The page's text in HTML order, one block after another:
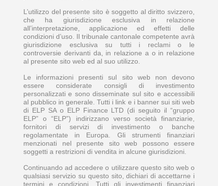
L’utilizzo del presente sito è soggetto al diritto svizzero,
che ha giurisdizione esclusiva in relazione
all’interpretazione, applicazione ed effetti delle
condizioni d’uso. Il tribunale cantonale competente avrà
giurisdizione esclusiva su tutti i reclami o le
controversie derivanti da, in relazione a o in relazione
al presente sito web ed al suo utilizzo.
Le informazioni presenti sul sito web non devono
essere considerate consigli di investimento
personalizzati e sono disseminate sul sito e accessibili
al pubblico in generale. Tutti i link e i banner sui siti web
di ELP SA o ELP Finance LTD (di seguito il “gruppo
ELP” o “ELP”) indirizzano verso società finanziarie,
fornitori di servizi di investimento o banche
regolamentate in Europa. Gli strumenti finanziari
menzionati nel presente sito web possono essere
soggetti a restrizioni di vendita in alcune giurisdizioni.
Continuando ad accedere o utilizzare questo sito web o
qualsiasi servizio su questo sito, dichiari di accettarne i
termini e condizioni. Tutti gli investimenti finanziari